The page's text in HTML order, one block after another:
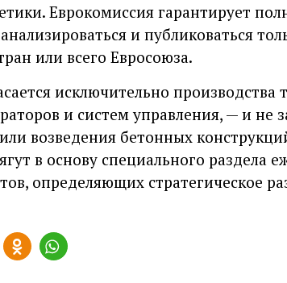
Еврокомиссия гарантирует
и публиковаться
или всего Евросоюза.
исключительно производства
и систем управления, — и не
возведения бетонных
в основу специального раздела
определяющих стратегическое